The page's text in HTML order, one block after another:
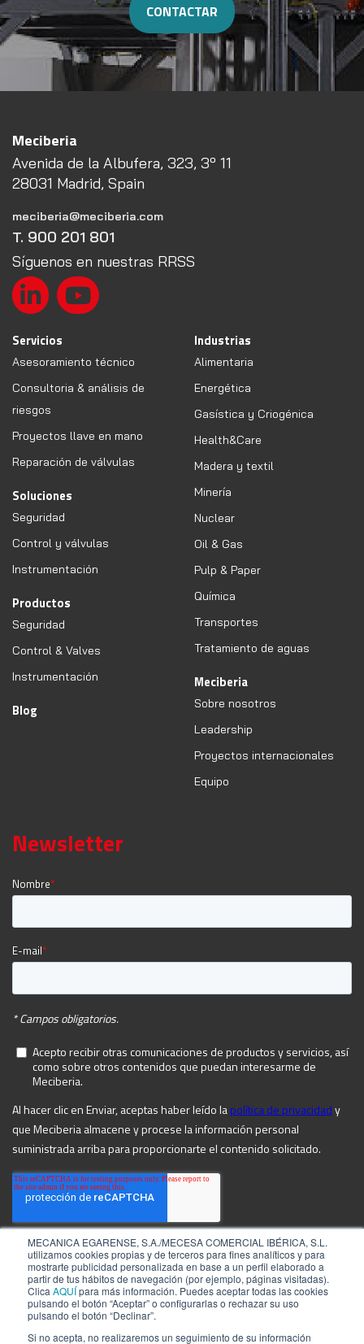
MECANICA EGARENSE, S.A./MECESA COMERCIAL IBÉRICA, S.L.
utilizamos cookies propias y de terceros para fines analíticos y para
mostrarte publicidad personalizada en base a un perfil elaborado a
partir de tus hábitos de navegación (por ejemplo, páginas visitadas).
Clica AQUÍpara más información. Puedes aceptar todas las cookies
pulsando el botón “Aceptar” o configurarlas o rechazar su uso
pulsando el botón “Declinar”.
Si no acepta, no realizaremos un seguimiento de su información
CONTACTAR
Meciberia
Avenida de la Albufera, 323, 3º 11
28031 Madrid, Spain
meciberia@meciberia.com
T. 900 201 801
Síguenos en nuestras RRSS
Servicios
Asesoramiento técnico
Consultoria & análisis de
riesgos
Proyectos llave en mano
Reparación de válvulas
Soluciones
Seguridad
Control y válvulas
Instrumentación
Productos
Seguridad
Control & Valves
Instrumentación
Blog
Industrias
Alimentaria
Energética
Gasística y Criogénica
Health&Care
Madera y textil
Minería
Nuclear
Oil & Gas
Pulp & Paper
Química
Transportes
Tratamiento de aguas
Meciberia
Sobre nosotros
Leadership
Proyectos internacionales
Equipo